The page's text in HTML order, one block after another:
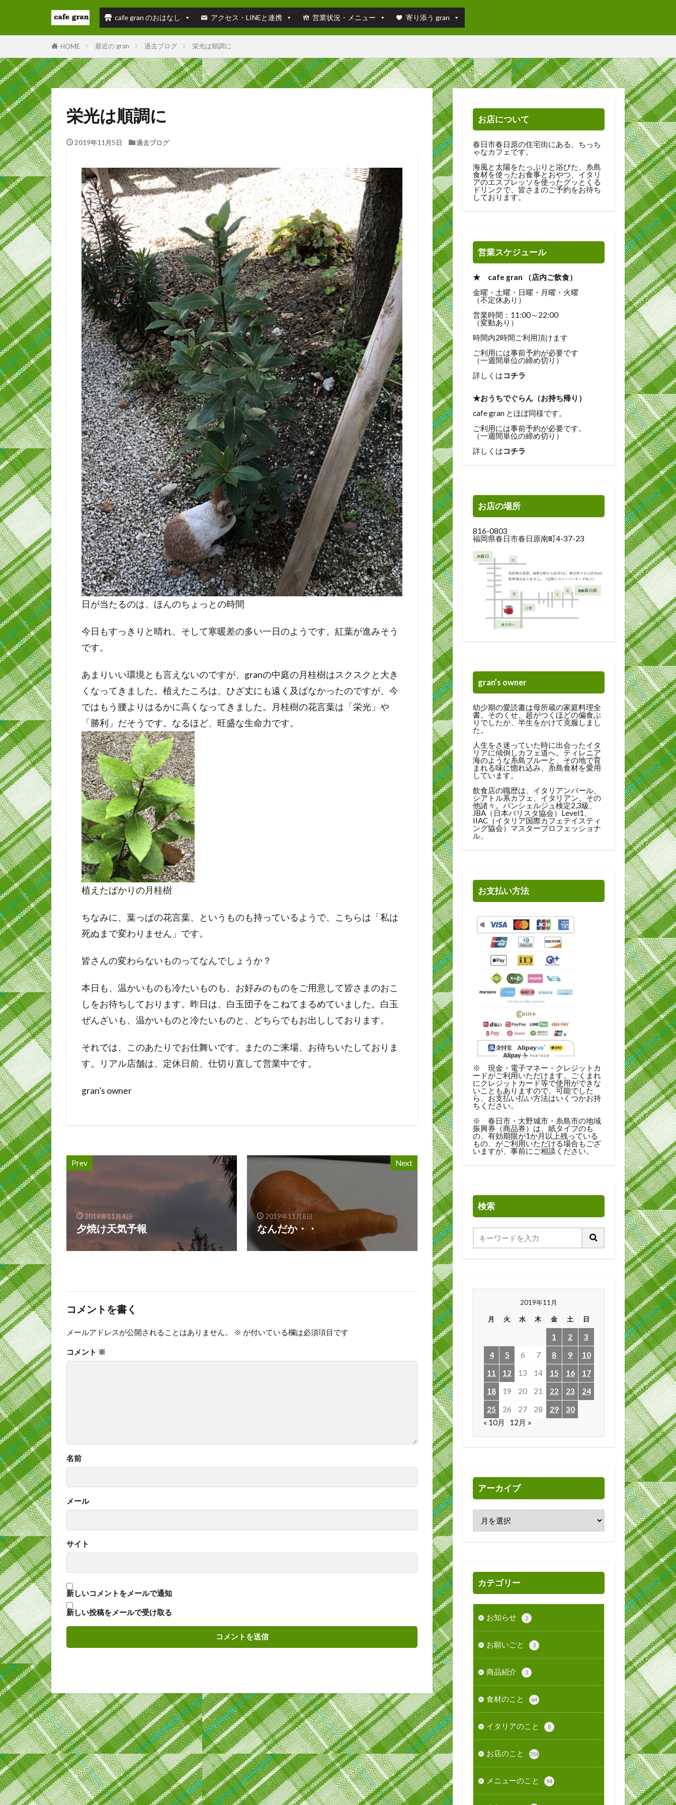
cafe gran のおはなし アクセス・LINEと連携 営業状況・メニュー 寄り添う gran
HOME 最近の gran 過去ブログ 栄光は順調に
栄光は順調に
2019年11月5日 過去ブログ
日が当たるのは、ほんのちょっとの時間
今日もすっきりと晴れ、そして寒暖差の多い一日のようです。紅葉が進みそう
です。
あまりいい環境とも言えないのですが、granの中庭の月桂樹はスクスクと大き
くなってきました。植えたころは、ひざ丈にも遠く及ばなかったのですが、今
ではもう腰よりはるかに高くなってきました。月桂樹の花言葉は「栄光」や
「勝利」だそうです。なるほど、旺盛な生命力です。
植えたばかりの月桂樹
ちなみに、葉っぱの花言葉、というものも持っているようで、こちらは「私は
死ぬまで変わりません」です。
皆さんの変わらないものってなんでしょうか？
本日も、温かいものも冷たいものも、お好みのものをご用意して皆さまのおこ
しをお待ちしております。昨日は、白玉団子をこねてまるめていました。白玉
ぜんざいも、温かいものと冷たいものと、どちらでもお出ししております。
それでは、このあたりでお仕舞いです。またのご来場、お待ちいたしておりま
す。リアル店舗は、定休日前、仕切り直して営業中です。
gran’s owner
Prev
2019年11月4日
夕焼け天気予報
Next
2019年11月8日
なんだか・・
コメントを書く
メールアドレスが公開されることはありません。 ※ が付いている欄は必須項目です
コメント ※
名前
メール
サイト
新しいコメントをメールで通知
新しい投稿をメールで受け取る
お店について
春日市春日原の住宅街にある、ちっち
ゃなカフェです。
海風と太陽をたっぷりと浴びた、糸島
食材を使ったお食事とおやつ、イタリ
アのエスプレッソを使ったグッとくる
ドリンクで、皆さまのご予約をお待ち
しております。
営業スケジュール
★ cafe gran （店内ご飲食）
金曜・土曜・日曜・月曜・火曜
（不定休あり）
営業時間：11:00～22:00
（変動あり）
時間内2時間ご利用頂けます
ご利用には事前予約が必要です
（一週間単位の締め切り）
詳しくはコチラ
★おうちでぐらん（お持ち帰り）
cafe gran とほぼ同様です。
ご利用には事前予約が必要です。
（一週間単位の締め切り）
詳しくはコチラ
お店の場所
816-0803
福岡県春日市春日原南町4-37-23
gran’s owner
幼少期の愛読書は母所蔵の家庭料理全
書。そのくせ、超がつくほどの偏食ぶ
りでしたが、半生をかけて克服しまし
た。
人生をさ迷っていた時に出会ったイタ
リアに傾倒しカフェ道へ。ティレニア
海のような糸島ブルーと、その地で育
まれる味に惚れ込み、糸島食材を愛用
しています。
飲食店の職歴は、イタリアンバール、
シアトル系カフェ、イタリアン、その
他諸々。パンシェルジュ検定2,3級、
JBA（日本バリスタ協会）Level1、
IIAC（イタリア国際カフェテイスティ
ング協会）マスタープロフェッショナ
ル。
お支払い方法
※ 現金・電子マネー・クレジットカ
ードがご利用いただけます。ごくまれ
にクレジットカード等で使用ができな
いこともありますので、可能でした
ら、お支払い払い方法はいくつかお持
ちください。
※ 春日市・大野城市・糸島市の地域
振興券（商品券）は、紙タイプのも
の、有効期限が1か月以上残っている
もの、がご利用いただける場合もござ
いますが、事前にご相談ください。
検索
2019年11月
月 火 水 木 金 土 日
1 2
3
4
5 6 7 8 9
10
11
12 13 14 15 16
17
18
19 20 21 22 23
24
25
26 27 28 29
30
« 10月
12月 »
アーカイブ
カテゴリー
お知らせ 2
お願いごと 3
商品紹介 3
食材のこと 64
イタリアのこと 8
お店のこと 354
メニューのこと 94